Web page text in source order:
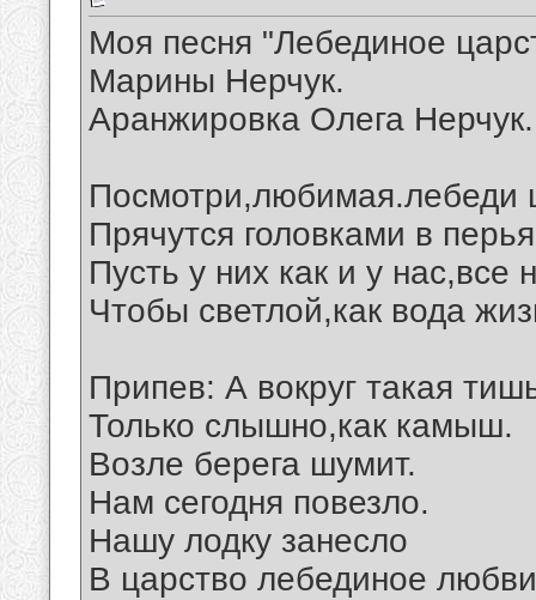
Моя песня "Лебединое
Марины Нерчук.
Аранжировка Олега
Посмотри,любимая.лебеди
Прячутся головками в
Пусть у них как и у нас,все
Чтобы светлой,как вода
Припев: А вокруг такая
Только слышно,как камыш.
Возле берега шумит.
Нам сегодня повезло.
Нашу лодку занесло
В царство лебединое